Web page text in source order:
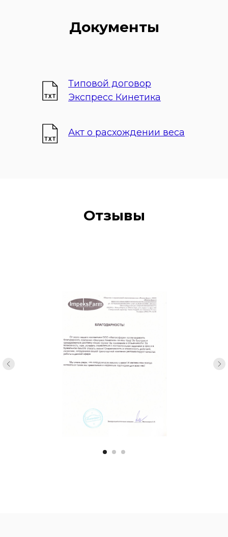
Документы
Типовой договор
Экспресс Кинетика
Акт о расхождении веса
Отзывы